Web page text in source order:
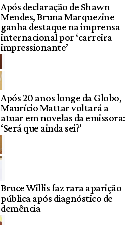
Após declaração de Shawn
Mendes, Bruna Marquezine
ganha destaque na imprensa
internacional por ‘carreira
impressionante’
Após 20 anos longe da Globo,
Maurício Mattar voltará a
atuar em novelas da emissora:
‘Será que ainda sei?’
Bruce Willis faz rara aparição
pública após diagnóstico de
demência